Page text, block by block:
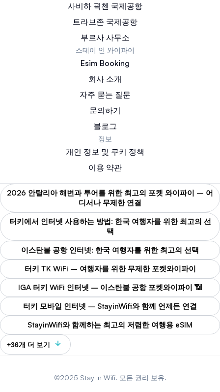
사비하 괵첸 국제공항
트라브존 국제공항
부르사 사무소
스테이 인 와이파이
Esim Booking
회사 소개
자주 묻는 질문
문의하기
블로그
정보
개인 정보 및 쿠키 정책
이용 약관
2026 안탈리아 해변과 투어를 위한 최고의 포켓 와이파이 – 어
디서나 무제한 연결
터키에서 인터넷 사용하는 방법: 한국 여행자를 위한 최고의 선
택
이스탄불 공항 인터넷: 한국 여행자를 위한 최고의 선택
터키 TK WiFi – 여행자를 위한 무제한 포켓와이파이
IGA 터키 WiFi 인터넷 – 이스탄불 공항 포켓와이파이 📶
터키 모바일 인터넷 – StayinWifi와 함께 언제든 연결
StayinWifi와 함께하는 최고의 저렴한 여행용 eSIM
+36개 더 보기
©2025 Stay in Wifi. 모든 권리 보유.